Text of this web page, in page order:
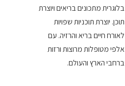
בלוגרית מתכונים בריאים ויוצרת
תוכן. יוצרת תוכניות שפויות
לאורח חיים בריא והרזיה. עם
אלפי מטופלות מרוצות ורזות
ברחבי הארץ והעולם.